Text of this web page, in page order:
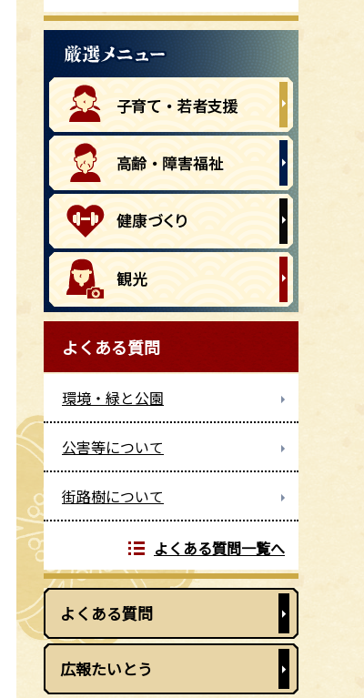
よくある質問
環境・緑と公園
公害等について
街路樹について
よくある質問一覧へ
よくある質問
広報たいとう